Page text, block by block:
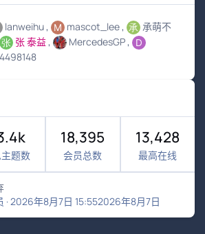
lanweihu mascot_lee
承萌不
张 泰益
MercedesGP
题数
18,395
会员总数
13,428
最高在线
·2026年8月7日 15:552026年8月7日